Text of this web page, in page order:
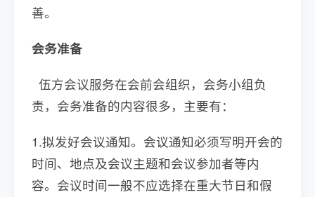
善。
会务准备
伍方会议服务在会前会组织，会务小组负
责，会务准备的内容很多，主要有：
1.拟发好会议通知。会议通知必须写明开会的
时间、地点及会议主题和会议参加者等内
容。会议时间一般不应选择在重大节日和假